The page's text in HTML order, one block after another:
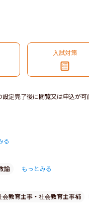
入試対策
定完了後に閲覧又は申込が可
る
諭 もっとみる
会教育主事・社会教育主事補